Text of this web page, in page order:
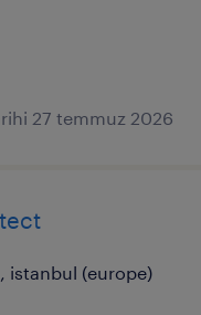
27 temmuz 2026
istanbul (europe)